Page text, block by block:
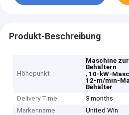
Produkt-Beschreibung
Höhepunkt
Maschine
Behältern
, 10-kW-
12-m/min-
Behälter
Delivery Time
3 months
Markenname
United Win